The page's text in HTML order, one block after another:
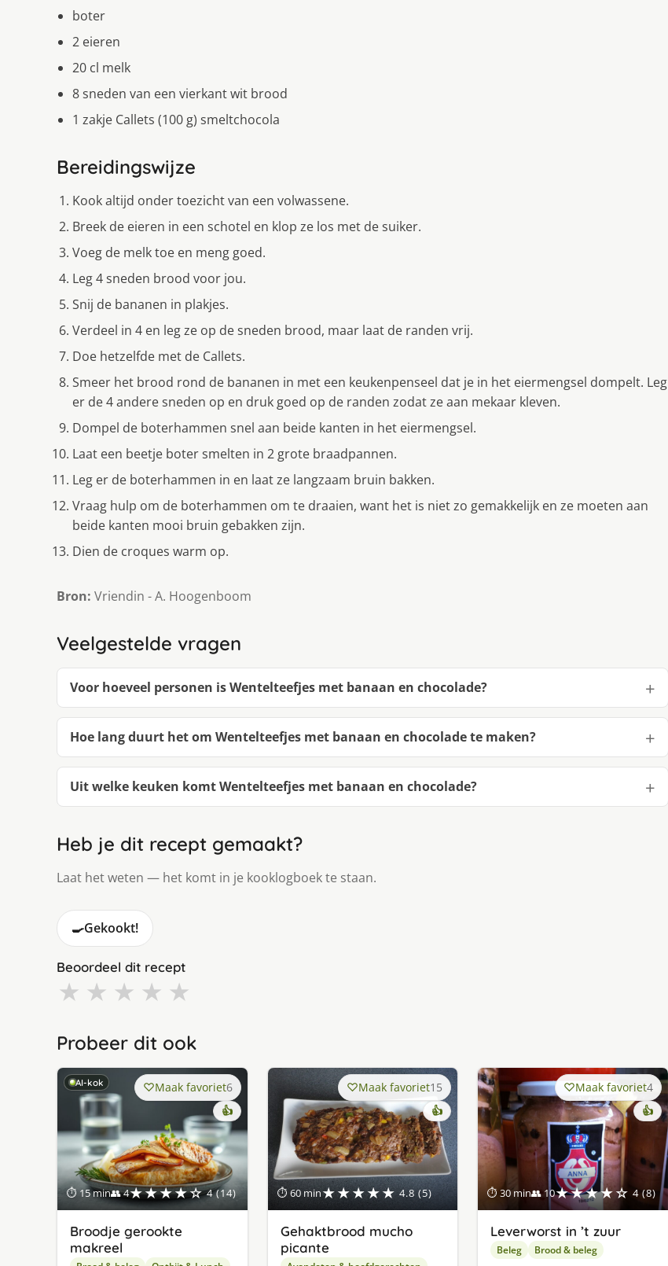
boter
2 eieren
20 cl melk
8 sneden van een vierkant wit brood
1 zakje Callets (100 g) smeltchocola
Bereidingswijze
Kook altijd onder toezicht van een volwassene.
Breek de eieren in een schotel en klop ze los met de suiker.
Voeg de melk toe en meng goed.
Leg 4 sneden brood voor jou.
Snij de bananen in plakjes.
Verdeel in 4 en leg ze op de sneden brood, maar laat de randen vrij.
Doe hetzelfde met de Callets.
Smeer het brood rond de bananen in met een keukenpenseel dat je in het eiermengsel dompelt. Leg
er de 4 andere sneden op en druk goed op de randen zodat ze aan mekaar kleven.
Dompel de boterhammen snel aan beide kanten in het eiermengsel.
Laat een beetje boter smelten in 2 grote braadpannen.
Leg er de boterhammen in en laat ze langzaam bruin bakken.
Vraag hulp om de boterhammen om te draaien, want het is niet zo gemakkelijk en ze moeten aan
beide kanten mooi bruin gebakken zijn.
Dien de croques warm op.
Bron: Vriendin - A. Hoogenboom
Veelgestelde vragen
Voor hoeveel personen is Wentelteefjes met banaan en chocolade?
Hoe lang duurt het om Wentelteefjes met banaan en chocolade te maken?
Uit welke keuken komt Wentelteefjes met banaan en chocolade?
Heb je dit recept gemaakt?
Laat het weten — het komt in je kooklogboek te staan.
🍳Gekookt!
Beoordeel dit recept
★ ★ ★ ★ ★
Probeer dit ook
AI-kok
⏱ 15 min👥 4★★★★☆ 4 (14)
Maak favoriet6
👍
Broodje gerookte
makreel
⏱ 60 min★★★★★ 4.8 (5)
Maak favoriet15
👍
Gehaktbrood mucho
picante
⏱ 30 min👥 10★★★★☆ 4 (8)
Maak favoriet4
👍
Leverworst in ’t zuur
Beleg Brood & beleg